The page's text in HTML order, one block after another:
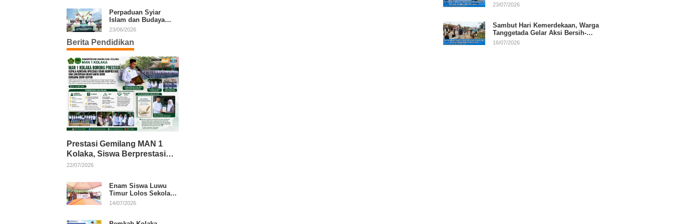
Perpaduan Syiar
Islam dan Budaya
Warnai Pawai Ta’aruf
23/06/2026
Berita Pendidikan
Prestasi Gemilang MAN 1
Kolaka, Siswa Berprestasi
dan Guru Berkarya Raih
22/07/2026
Enam Siswa Luwu
Timur Lolos Sekolah
Rakyat, Bupati: Jaga
14/07/2026
RI
23/07/2026
Sambut Hari Kemerdekaan, Warga
Tanggetada Gelar Aksi Bersih-
Bersih Desa
16/07/2026